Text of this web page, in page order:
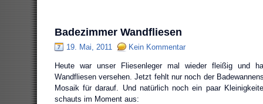
Badezimmer Wandfliesen
19. Mai, 2011 Kein Kommentar
Heute war unser Fliesenleger mal wieder fleißig und
Wandfliesen versehen. Jetzt fehlt nur noch der
Mosaik für darauf. Und natürlich noch ein paar
schauts im Moment aus: